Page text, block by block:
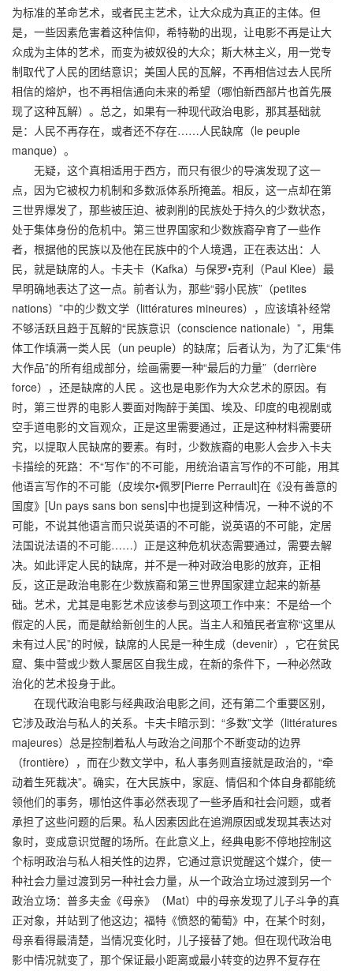
为标准的革命艺术，或者民主艺术，让大众成为真正的主体。但
是，一些因素危害着这种信仰，希特勒的出现，让电影不再是让大
众成为主体的艺术，而变为被奴役的大众；斯大林主义，用一党专
制取代了人民的团结意识；美国人民的瓦解，不再相信过去人民所
相信的熔炉，也不再相信通向未来的希望（哪怕新西部片也首先展
现了这种瓦解）。总之，如果有一种现代政治电影，那其基础就
是：人民不再存在，或者还不存在……人民缺席（le peuple
manque）。
无疑，这个真相适用于西方，而只有很少的导演发现了这一
点，因为它被权力机制和多数派体系所掩盖。相反，这一点却在第
三世界爆发了，那些被压迫、被剥削的民族处于持久的少数状态，
处于集体身份的危机中。第三世界国家和少数族裔孕育了一些作
者，根据他的民族以及他在民族中的个人境遇，正在表达出：人
民，就是缺席的人。卡夫卡（Kafka）与保罗•克利（Paul Klee）最
早明确地表达了这一点。前者认为，那些“弱小民族”（petites
nations）”中的少数文学（littératures mineures），应该填补经常
不够活跃且趋于瓦解的“民族意识（conscience nationale）”，用集
体工作填满一类人民（un peuple）的缺席；后者认为，为了汇集“伟
大作品”的所有组成部分，绘画需要一种“最后的力量”（derrière
force），还是缺席的人民 。这也是电影作为大众艺术的原因。有
时，第三世界的电影人要面对陶醉于美国、埃及、印度的电视剧或
空手道电影的文盲观众，正是这里需要通过，正是这种材料需要研
究，以提取人民缺席的要素。有时，少数族裔的电影人会步入卡夫
卡描绘的死路：不“写作”的不可能，用统治语言写作的不可能，用其
他语言写作的不可能（皮埃尔•佩罗[Pierre Perrault]在《没有善意的
国度》[Un pays sans bon sens]中也提到这种情况，一种不说的不
可能，不说其他语言而只说英语的不可能，说英语的不可能，定居
法国说法语的不可能……）正是这种危机状态需要通过，需要去解
决。如此评定人民的缺席，并不是一种对政治电影的放弃，正相
反，这正是政治电影在少数族裔和第三世界国家建立起来的新基
础。艺术，尤其是电影艺术应该参与到这项工作中来：不是给一个
假定的人民，而是献给新创生的人民。当主人和殖民者宣称“这里从
未有过人民”的时候，缺席的人民是一种生成（devenir），它在贫民
窟、集中营或少数人聚居区自我生成，在新的条件下，一种必然政
治化的艺术投身于此。
在现代政治电影与经典政治电影之间，还有第二个重要区别，
它涉及政治与私人的关系。卡夫卡暗示到：“多数”文学（littératures
majeures）总是控制着私人与政治之间那个不断变动的边界
（frontière），而在少数文学中，私人事务则直接就是政治的，“牵
动着生死裁决”。确实，在大民族中，家庭、情侣和个体自身都能统
领他们的事务，哪怕这件事必然表现了一些矛盾和社会问题，或者
承担了这些问题的后果。私人因素因此在追溯原因或发现其表达对
象时，变成意识觉醒的场所。在此意义上，经典电影不停地控制这
个标明政治与私人相关性的边界，它通过意识觉醒这个媒介，使一
种社会力量过渡到另一种社会力量，从一个政治立场过渡到另一个
政治立场：普多夫金《母亲》（Mat）中的母亲发现了儿子斗争的真
正对象，并站到了他这边；福特《愤怒的葡萄》中，在某个时刻，
母亲看得最清楚，当情况变化时，儿子接替了她。但在现代政治电
影中情况就变了，那个保证最小距离或最小转变的边界不复存在